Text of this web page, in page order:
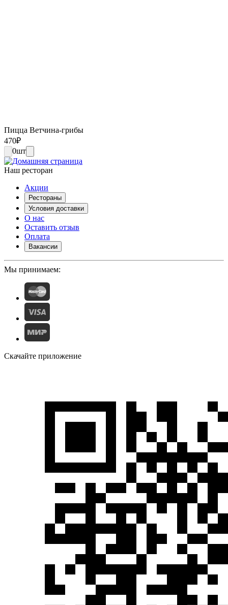
Пицца Ветчина-грибы
470₽
0шт
Наш ресторан
Акции
Рестораны
Условия доставки
О нас
Оставить отзыв
Оплата
Вакансии
Мы принимаем:
Скачайте приложение